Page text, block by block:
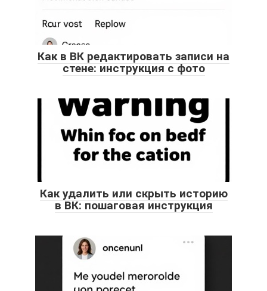
Как в ВК редактировать записи на
стене: инструкция с фото
Как удалить или скрыть историю
в ВК: пошаговая инструкция